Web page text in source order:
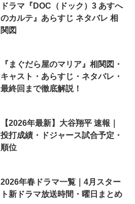
ドラマ『DOC（ドック）3 あすへ
のカルテ』あらすじ ネタバレ 相
関図
『まぐだら屋のマリア』相関図・
キャスト・あらすじ・ネタバレ・
最終回まで徹底解説！
【2026年最新】大谷翔平 速報｜
投打成績・ドジャース試合予定・
順位
2026年春ドラマ一覧｜4月スター
ト新ドラマ放送時間・曜日まとめ